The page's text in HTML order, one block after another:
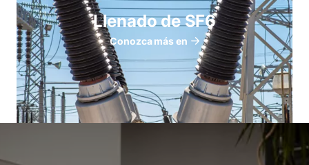
Llenado de SF6
Conozca más en